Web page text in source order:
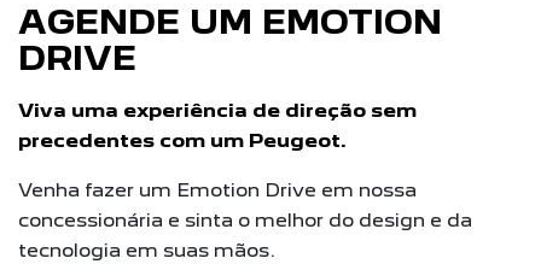
AGENDE UM EMOTION
DRIVE
Viva uma experiência de direção sem
precedentes com um Peugeot.
Venha fazer um Emotion Drive em nossa
concessionária e sinta o melhor do design e da
tecnologia em suas mãos.